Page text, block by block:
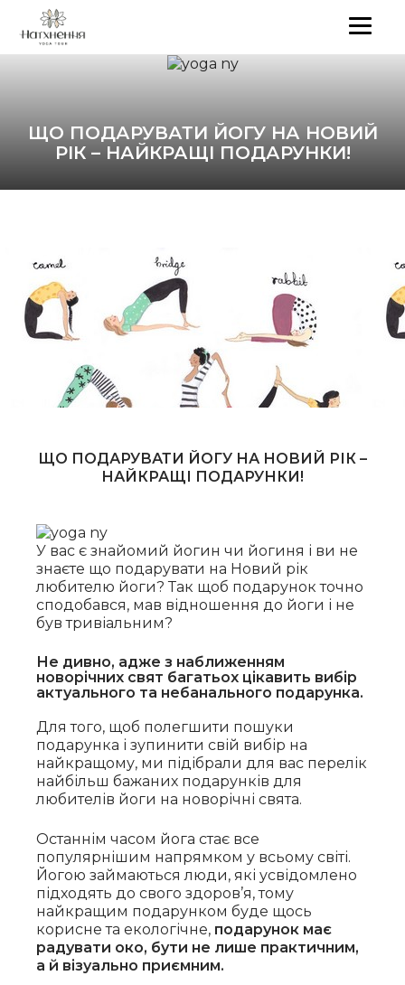
ЩО ПОДАРУВАТИ ЙОГУ НА НОВИЙ
РІК – НАЙКРАЩІ ПОДАРУНКИ!
ЩО ПОДАРУВАТИ ЙОГУ НА НОВИЙ РІК –
НАЙКРАЩІ ПОДАРУНКИ!
У вас є знайомий йогин чи йогиня і ви не
знаєте що подарувати на Новий рік
любителю йоги? Так щоб подарунок точно
сподобався, мав відношення до йоги і не
був тривіальним?
Не дивно, адже з наближенням
новорічних свят багатьох цікавить вибір
актуального та небанального подарунка.
Для того, щоб полегшити пошуки
подарунка і зупинити свій вибір на
найкращому, ми підібрали для вас перелік
найбільш бажаних подарунків для
любителів йоги на новорічні свята.
Останнім часом йога стає все
популярнішим напрямком у всьому світі.
Йогою займаються люди, які усвідомлено
підходять до свого здоров’я, тому
найкращим подарунком буде щось
корисне та екологічне, подарунок має
радувати око, бути не лише практичним,
а й візуально приємним.